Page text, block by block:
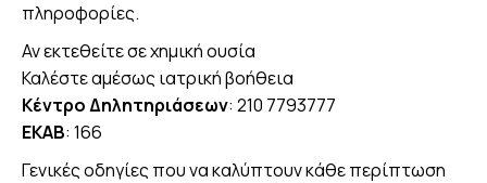
πληροφορίες.
Αν εκτεθείτε σε χημική ουσία
Καλέστε αμέσως ιατρική βοήθεια
Κέντρο Δηλητηριάσεων: 210 7793777
ΕΚΑΒ: 166
Γενικές οδηγίες που να καλύπτουν κάθε περίπτωση